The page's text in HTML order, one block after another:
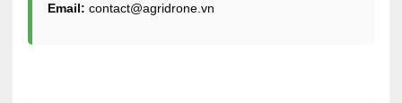
Email: contact@agridrone.vn